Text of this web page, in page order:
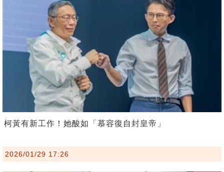
柯黃有新工作！她酸如「慕容復自封皇帝」
2026/01/29 17:26